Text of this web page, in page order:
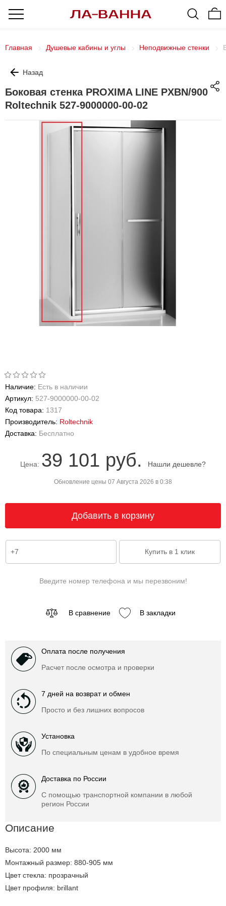
Главная Душевые кабины и углы Неподвижные стенки
Назад
Боковая стенка PROXIMA LINE PXBN/900
Roltechnik 527-9000000-00-02
Наличие: Есть в наличии
Артикул: 527-9000000-00-02
Код товара: 1317
Производитель: Roltechnik
Доставка: Бесплатно
Цена: 39 101 руб. Нашли дешевле?
Обновление цены 07 Августа 2026 в 0:38
Введите номер телефона и мы перезвоним!
В сравнение В закладки
Оплата после получения
Расчет после осмотра и проверки
7 дней на возврат и обмен
Просто и без лишних вопросов
Установка
По специальным ценам в удобное время
Доставка по России
С помощью транспортной компании в любой
регион России
Описание
Высота: 2000 мм
Монтажный размер: 880-905 мм
Цвет стекла: прозрачный
Цвет профиля: brillant